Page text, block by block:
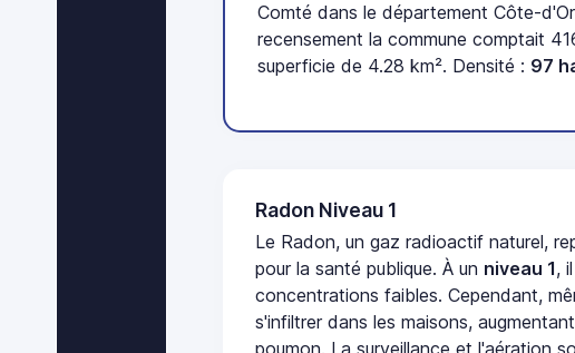
Comté dans le département Côte-
recensement la commune comptait
superficie de 4.28 km². Densité : 97
Radon Niveau 1
Le Radon, un gaz radioactif naturel,
pour la santé publique. À un niveau 1,
concentrations faibles. Cependant,
s'infiltrer dans les maisons,